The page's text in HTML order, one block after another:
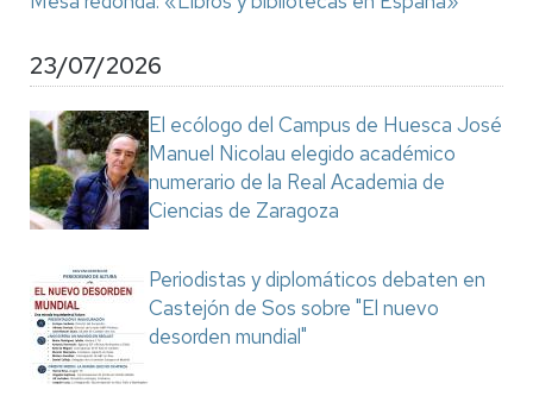
23/07/2026
El ecólogo del Campus de Huesca José
Manuel Nicolau elegido académico
numerario de la Real Academia de
Ciencias de Zaragoza
Periodistas y diplomáticos debaten en
Castejón de Sos sobre "El nuevo
desorden mundial"